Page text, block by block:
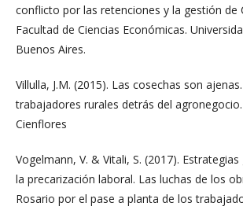
conflicto por las retenciones y la gestión de
Facultad de Ciencias Económicas.
Buenos Aires.
Villulla, J.M. (2015). Las cosechas son
trabajadores rurales detrás del
Cienflores
Vogelmann, V. & Vitali, S. (2017).
la precarización laboral. Las luchas de los
Rosario por el pase a planta de los